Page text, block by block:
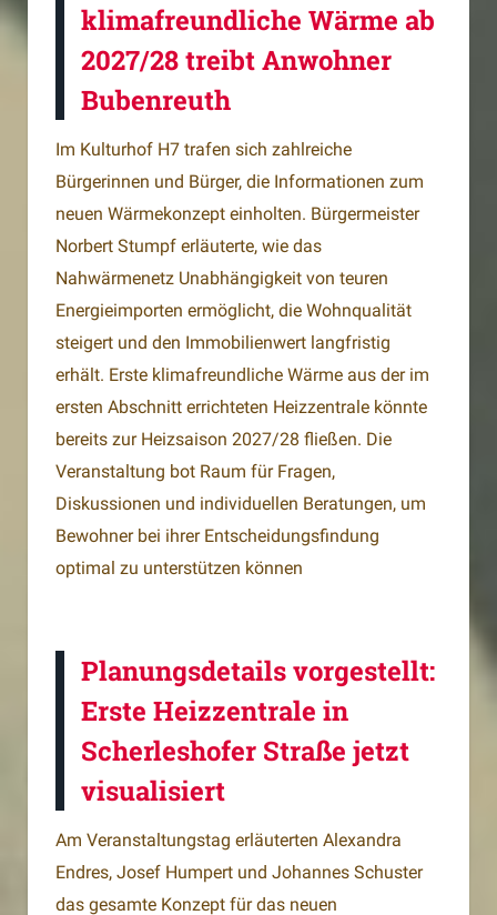
klimafreundliche Wärme ab
2027/28 treibt Anwohner
Bubenreuth
Im Kulturhof H7 trafen sich zahlreiche
Bürgerinnen und Bürger, die Informationen zum
neuen Wärmekonzept einholten. Bürgermeister
Norbert Stumpf erläuterte, wie das
Nahwärmenetz Unabhängigkeit von teuren
Energieimporten ermöglicht, die Wohnqualität
steigert und den Immobilienwert langfristig
erhält. Erste klimafreundliche Wärme aus der im
ersten Abschnitt errichteten Heizzentrale könnte
bereits zur Heizsaison 2027/28 fließen. Die
Veranstaltung bot Raum für Fragen,
Diskussionen und individuellen Beratungen, um
Bewohner bei ihrer Entscheidungsfindung
optimal zu unterstützen können
Planungsdetails vorgestellt:
Erste Heizzentrale in
Scherleshofer Straße jetzt
visualisiert
Am Veranstaltungstag erläuterten Alexandra
Endres, Josef Humpert und Johannes Schuster
das gesamte Konzept für das neuen